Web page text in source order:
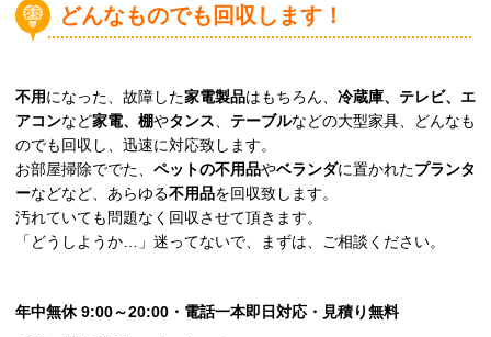
どんなものでも回収します！
不用になった、故障した家電製品はもちろん、 冷蔵庫、テレビ、エ
アコンなど家電、棚やタンス、 テーブルなどの大型家具、どんなも
のでも回収し、迅速に対応致します。
お部屋掃除ででた、 ペットの不用品やベランダに置かれたプランタ
ーなどなど、あらゆる不用品を回収致します。
汚れていても問題なく回収させて頂きます。
「どうしようか…」迷ってないで、まずは、ご相談ください。
年中無休 9:00～20:00・電話一本即日対応・見積り無料